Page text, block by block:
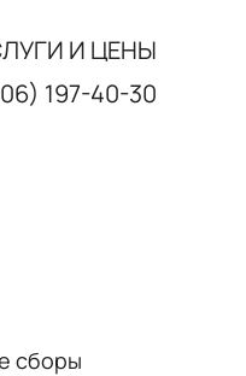
И ЦЕНЫ
197-40-30
сборы